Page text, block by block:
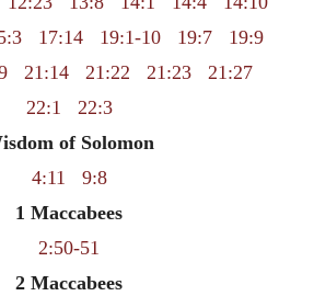
17:14 19:1-10 19:7
19:9
21:14 21:22 21:23
21:27
22:1
22:3
of Solomon
4:11
9:8
1 Maccabees
2:50-51
2 Maccabees